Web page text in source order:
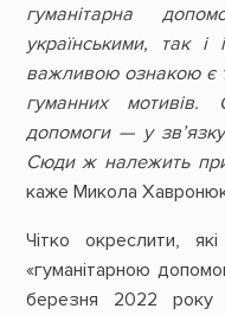
гуманітарна
українськими, так
важливою ознакою є
гуманних мотивів.
допомоги — у
Сюди ж належить
каже Микола
Чітко окреслити,
«гуманітарною
березня 2022